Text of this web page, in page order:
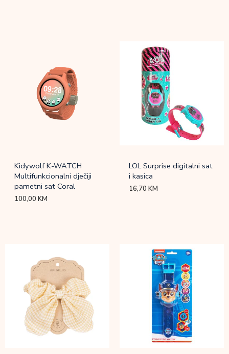
Kidywolf K-WATCH
Multifunkcionalni dječiji
pametni sat Coral
100,00KM
LOL Surprise digitalni sat
i kasica
16,70KM